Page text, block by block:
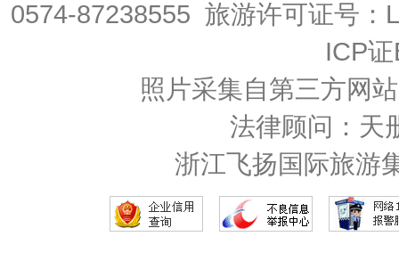
0574-87238555 旅游许可证号
ICP
照片采集自第三方网
法律顾问：天
浙江飞扬国际旅游